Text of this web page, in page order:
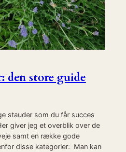
den store guide
stauder som du får succes
giver jeg et overblik over de
samt en række gode
disse kategorier: Man kan